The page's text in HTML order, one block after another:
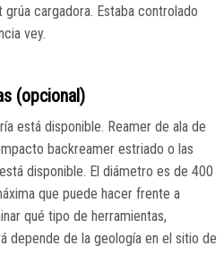
cargadora. Estaba controlado
vey.
(opcional)
está disponible. Reamer de ala de
backreamer estriado o las
disponible. El diámetro es de 400
que puede hacer frente a
qué tipo de herramientas,
depende de la geología en el sitio de